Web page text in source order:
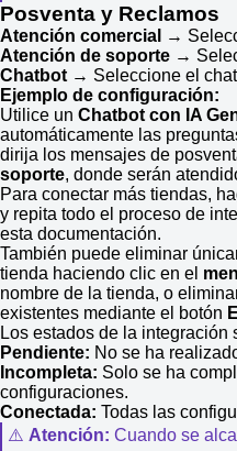
Posventa y Reclamos
Atención comercial
→
Atención de soporte →
Chatbot → Seleccione el
Ejemplo de configuración:
Utilice un Chatbot con IA
automáticamente las
dirija los mensajes de
soporte, donde serán
Para conectar más tiendas,
y repita todo el proceso de
esta documentación.
También puede eliminar
tienda haciendo clic en el
nombre de la tienda, o
existentes mediante el botón
Los estados de la integración
Pendiente: No se ha
Incompleta: Solo se ha
configuraciones.
Conectada: Todas las
⚠️ Atención: Cuando se